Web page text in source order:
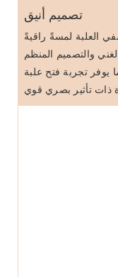
تصميم أنيق
العلبة لمسةً راقيةً
والتصميم المنظم
يوفر تجربة فتح علبة